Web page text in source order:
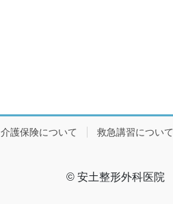
介護保険について 救急講習について
© 安土整形外科医院